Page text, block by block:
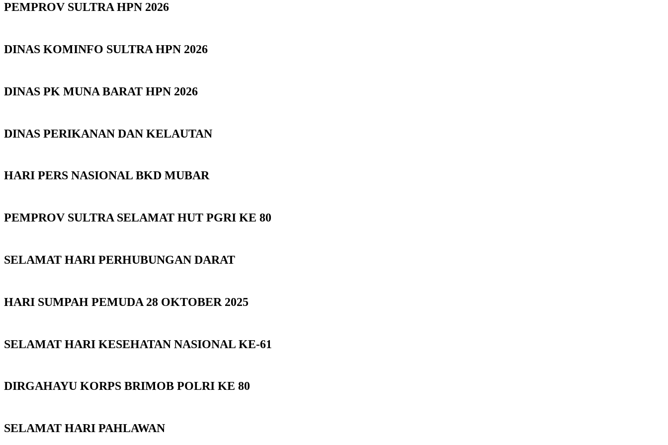
PEMPROV SULTRA HPN 2026
DINAS KOMINFO SULTRA HPN 2026
DINAS PK MUNA BARAT HPN 2026
DINAS PERIKANAN DAN KELAUTAN
HARI PERS NASIONAL BKD MUBAR
PEMPROV SULTRA SELAMAT HUT PGRI KE 80
SELAMAT HARI PERHUBUNGAN DARAT
HARI SUMPAH PEMUDA 28 OKTOBER 2025
SELAMAT HARI KESEHATAN NASIONAL KE-61
DIRGAHAYU KORPS BRIMOB POLRI KE 80
SELAMAT HARI PAHLAWAN